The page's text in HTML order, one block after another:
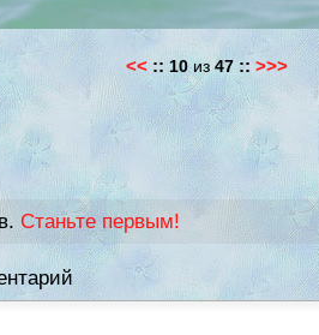
<<:: 10из47 :: >>>
Станьте первым!